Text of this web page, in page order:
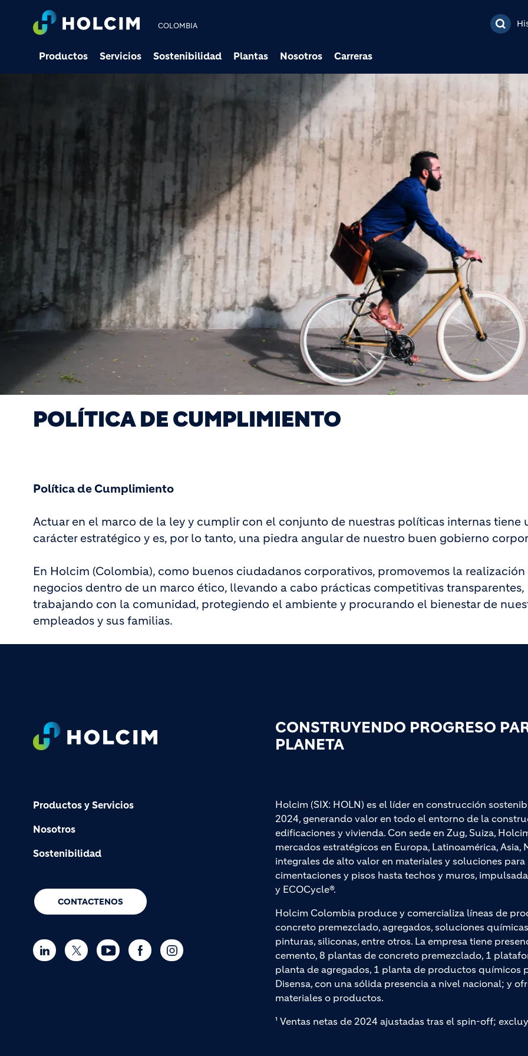
Pasar al contenido
COLOMBIA
Productos Servicios Sostenibilidad Plantas Nosotros Carreras
POLÍTICA DE CUMPLIMIENTO
Política de Cumplimiento
Actuar en el marco de la ley y cumplir con el conjunto de nuestras políticas internas tiene
carácter estratégico y es, por lo tanto, una piedra angular de nuestro buen gobierno
En Holcim (Colombia), como buenos ciudadanos corporativos, promovemos la realización
negocios dentro de un marco ético, llevando a cabo prácticas competitivas transparentes,
trabajando con la comunidad, protegiendo el ambiente y procurando el bienestar de
empleados y sus familias.
CONSTRUYENDO PROGRESO
PLANETA
Productos y Servicios
Nosotros
Sostenibilidad
CONTACTENOS
Holcim (SIX: HOLN) es el líder en construcción
2024, generando valor en todo el entorno de la
edificaciones y vivienda. Con sede en Zug, Suiza,
mercados estratégicos en Europa, Latinoamérica,
integrales de alto valor en materiales y soluciones
cimentaciones y pisos hasta techos y muros,
y ECOCycle®.
Holcim Colombia produce y comercializa líneas de
concreto premezclado, agregados, soluciones
pinturas, siliconas, entre otros. La empresa tiene
cemento, 8 plantas de concreto premezclado, 1
planta de agregados, 1 planta de productos químicos
Disensa, con una sólida presencia a nivel nacional; y
materiales o productos.
¹ Ventas netas de 2024 ajustadas tras el spin-off;